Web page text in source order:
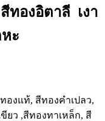
ทองอิตาลี เงา
ะ